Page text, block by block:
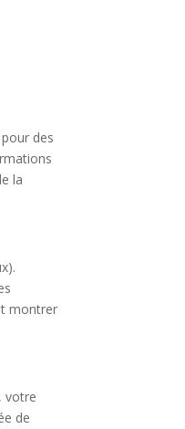
des
la
montrer
votre
de